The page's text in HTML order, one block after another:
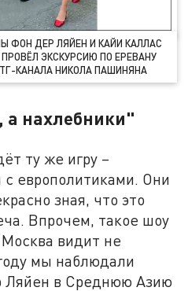
ФОН ДЕР ЛЯЙЕН И КАЙИ КАЛЛАС
ЭКСКУРСИЮ ПО ЕРЕВАНУ
КАНАЛА НИКОЛА ПАШИНЯНА
а нахлебники"
ту же игру –
европолитиками. Они
зная, что это
Впрочем, такое шоу
видит не
мы наблюдали
Ляйен в Среднюю Азию